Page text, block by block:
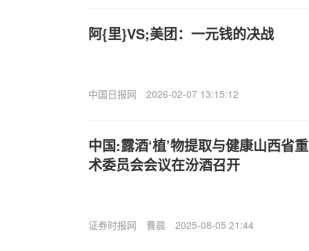
阿{里}VS;美团：一元钱的决战
中国日报网 2026-02-07 13:15:12
中国:露酒‘植’物提取与健康山西省
术委员会会议在汾酒召开
证券时报网 曹晨 2025-08-05 21:44